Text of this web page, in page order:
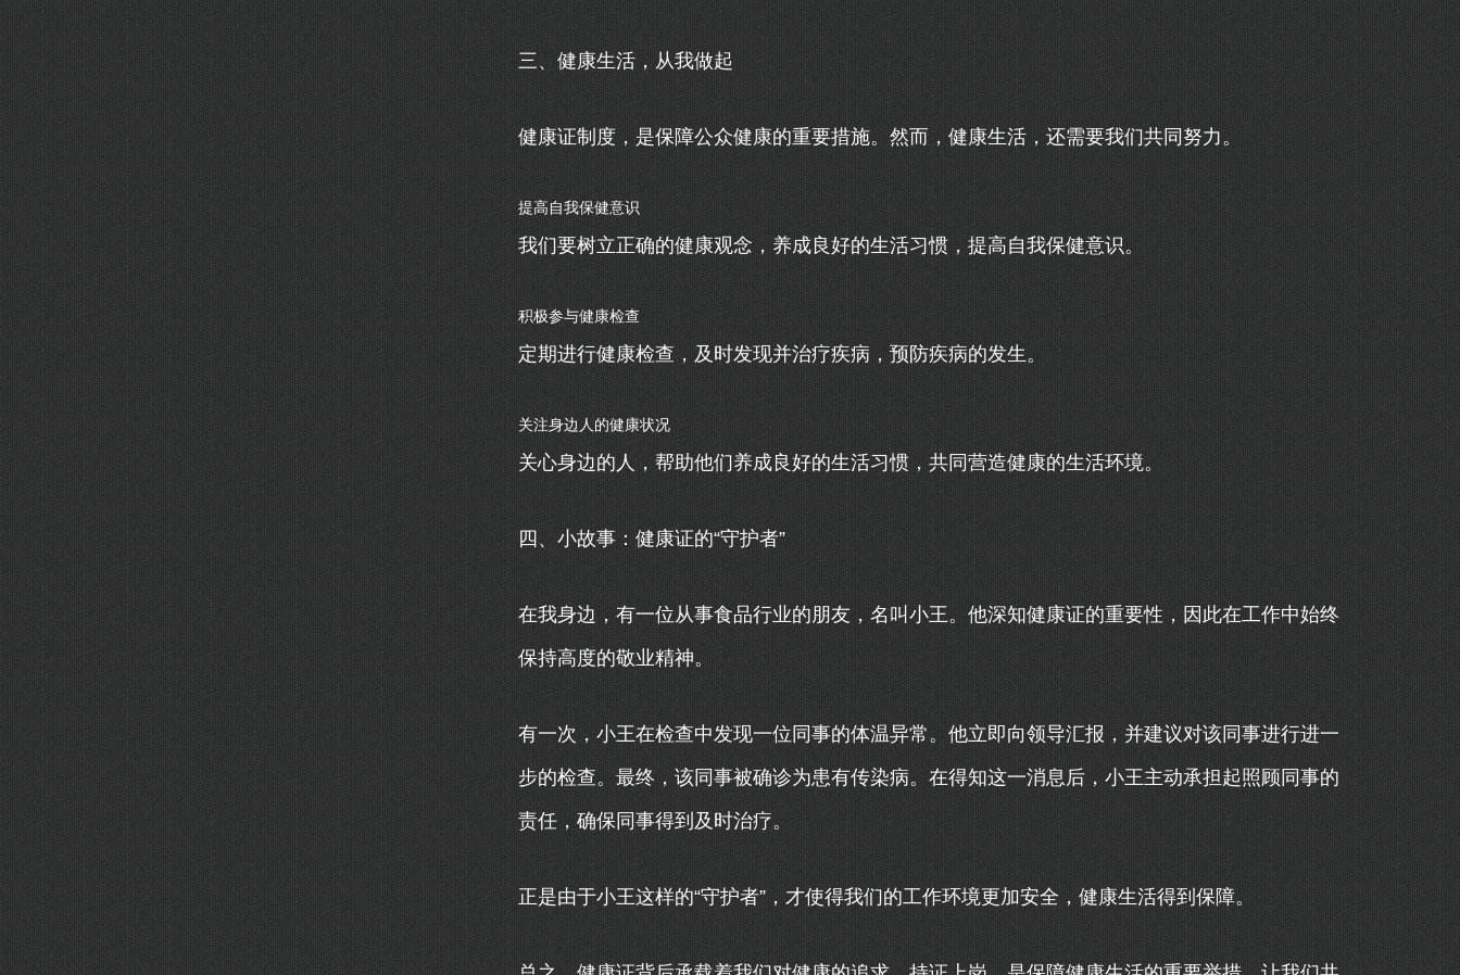
三、健康生活，从我做起
健康证制度，是保障公众健康的重要措施。然而，健康生活，还需要我们共同努力。
提高自我保健意识
我们要树立正确的健康观念，养成良好的生活习惯，提高自我保健意识。
积极参与健康检查
定期进行健康检查，及时发现并治疗疾病，预防疾病的发生。
关注身边人的健康状况
关心身边的人，帮助他们养成良好的生活习惯，共同营造健康的生活环境。
四、小故事：健康证的“守护者”
在我身边，有一位从事食品行业的朋友，名叫小王。他深知健康证的重要性，因此在工作中始终
保持高度的敬业精神。
有一次，小王在检查中发现一位同事的体温异常。他立即向领导汇报，并建议对该同事进行进一
步的检查。最终，该同事被确诊为患有传染病。在得知这一消息后，小王主动承担起照顾同事的
责任，确保同事得到及时治疗。
正是由于小王这样的“守护者”，才使得我们的工作环境更加安全，健康生活得到保障。